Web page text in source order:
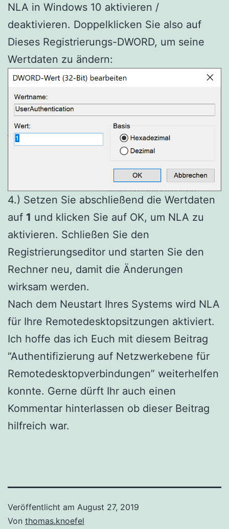
NLA in Windows 10 aktivieren /
deaktivieren. Doppelklicken Sie also auf
Dieses Registrierungs-DWORD, um seine
Wertdaten zu ändern:
4.) Setzen Sie abschließend die Wertdaten
auf 1 und klicken Sie auf OK, um NLA zu
aktivieren. Schließen Sie den
Registrierungseditor und starten Sie den
Rechner neu, damit die Änderungen
wirksam werden.
Nach dem Neustart Ihres Systems wird NLA
für Ihre Remotedesktopsitzungen aktiviert.
Ich hoffe das ich Euch mit diesem Beitrag
“Authentifizierung auf Netzwerkebene für
Remotedesktopverbindungen” weiterhelfen
konnte. Gerne dürft Ihr auch einen
Kommentar hinterlassen ob dieser Beitrag
hilfreich war.
Veröffentlicht am August 27, 2019
Von thomas.knoefel